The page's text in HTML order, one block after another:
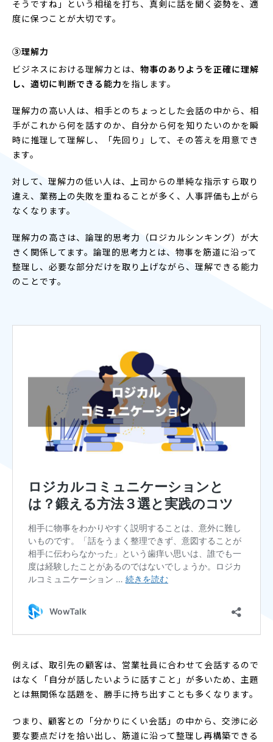
そうですね」という相槌を打ち、真剣に話を聞く姿勢を、適
度に保つことが大切です。
③理解力
ビジネスにおける理解力とは、 物事のありようを正確に理解
し、適切に判断できる能力を指します。
理解力の高い人は、相手とのちょっとした会話の中から、相
手がこれから何を話すのか、自分から何を知りたいのかを瞬
時に推理して理解し、「先回り」して、その答えを用意でき
ます。
対して、理解力の低い人は、上司からの単純な指示すら取り
違え、業務上の失敗を重ねることが多く、人事評価も上がら
なくなります。
理解力の高さは、論理的思考力（ロジカルシンキング）が大
きく関係してます。論理的思考力とは、物事を筋道に沿って
整理し、必要な部分だけを取り上げながら、理解できる能力
のことです。
例えば、取引先の顧客は、営業社員に合わせて会話するので
はなく「自分が話したいように話すこと」が多いため、主題
とは無関係な話題を、勝手に持ち出すことも多くなります。
つまり、顧客との「分かりにくい会話」の中から、交渉に必
要な要点だけを拾い出し、筋道に沿って整理し再構築できる